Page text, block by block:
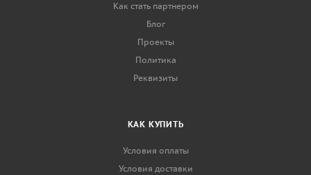
Как стать партнером
Блог
Проекты
Политика
Реквизиты
КАК КУПИТЬ
Условия оплаты
Условия доставки